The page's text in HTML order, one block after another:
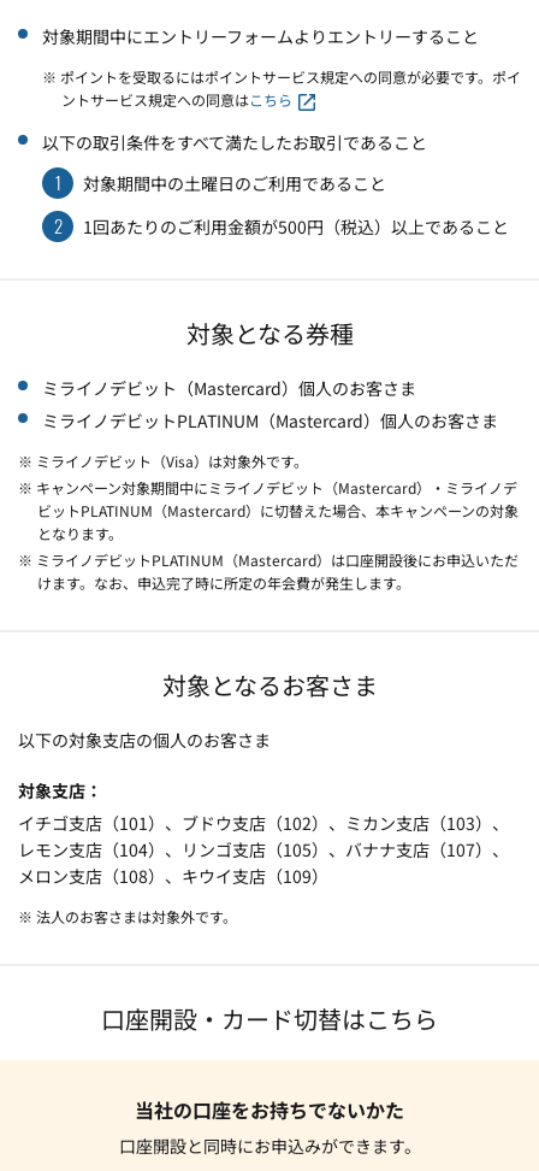
対象期間中にエントリーフォームよりエントリーすること
※ ポイントを受取るにはポイントサービス規定への同意が必要です。ポイ
ントサービス規定への同意はこちら
以下の取引条件をすべて満たしたお取引であること
1 対象期間中の土曜日のご利用であること
2 1回あたりのご利用金額が500円（税込）以上であること
対象となる券種
ミライノデビット（Mastercard）個人のお客さま
ミライノデビットPLATINUM（Mastercard）個人のお客さま
※ ミライノデビット（Visa）は対象外です。
※ キャンペーン対象期間中にミライノデビット（Mastercard）・ミライノデ
ビットPLATINUM（Mastercard）に切替えた場合、本キャンペーンの対象
となります。
※ ミライノデビットPLATINUM（Mastercard）は口座開設後にお申込いただ
けます。なお、申込完了時に所定の年会費が発生します。
対象となるお客さま
以下の対象支店の個人のお客さま
対象支店
イチゴ支店（101）、ブドウ支店（102）、ミカン支店（103）、
レモン支店（104）、リンゴ支店（105）、バナナ支店（107）、
メロン支店（108）、キウイ支店（109）
※ 法人のお客さまは対象外です。
口座開設・カード切替はこちら
当社の口座をお持ちでないかた
口座開設と同時にお申込みができます。